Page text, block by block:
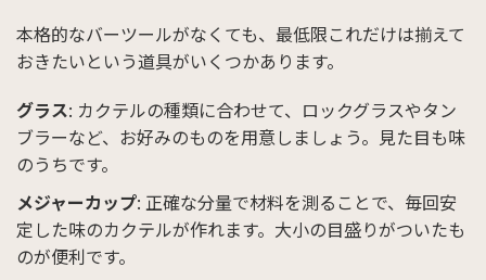
本格的なバーツールがなくても、最低限これだけは揃えて
おきたいという道具がいくつかあります。
グラス: カクテルの種類に合わせて、ロックグラスやタン
ブラーなど、お好みのものを用意しましょう。見た目も味
のうちです。
メジャーカップ: 正確な分量で材料を測ることで、毎回安
定した味のカクテルが作れます。大小の目盛りがついたも
のが便利です。